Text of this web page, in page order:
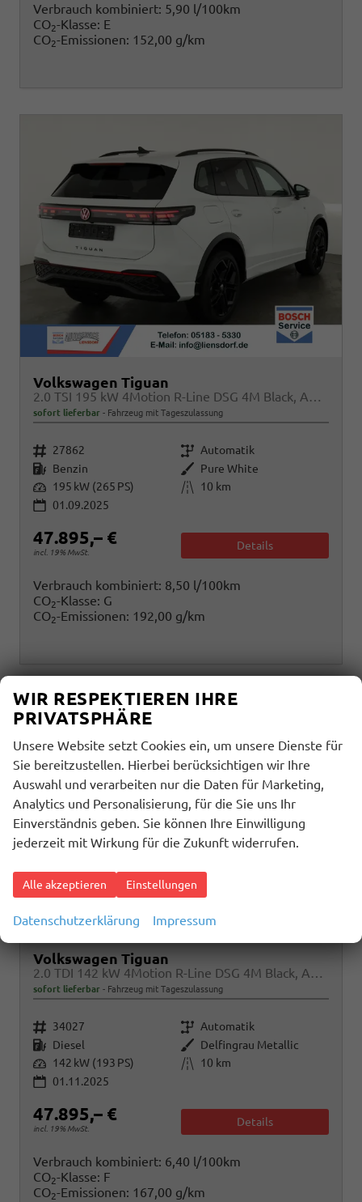
Verbrauch kombiniert: 5,90 l/100km
CO2-Klasse: E
CO2-Emissionen: 152,00 g/km
Volkswagen Tiguan
sofort lieferbar Fahrzeug mit Tageszulassung
Fahrzeugnr. 27862 Getriebe Automatik
Kraftstoff Benzin Außenfarbe Pure White
Leistung 195 kW (265 PS) Kilometerstand
10 km
01.09.2025
47.895,– €
incl. 19% MwSt.
Details
Verbrauch kombiniert: 8,50 l/100km
CO2-Klasse: G
CO2-Emissionen: 192,00 g/km
Volkswagen Tiguan
sofort lieferbar Fahrzeug mit Tageszulassung
Fahrzeugnr. 34027 Getriebe Automatik
Kraftstoff Diesel Außenfarbe Delfingrau Metallic
Leistung 142 kW (193 PS) Kilometerstand
10 km
01.11.2025
47.895,– €
incl. 19% MwSt.
Details
Verbrauch kombiniert: 6,40 l/100km
CO2-Klasse: F
CO2-Emissionen: 167,00 g/km
WIR RESPEKTIEREN IHRE
PRIVATSPHÄRE
Unsere Website setzt Cookies ein, um unsere Dienste für
Sie bereitzustellen. Hierbei berücksichtigen wir Ihre
Auswahl und verarbeiten nur die Daten für Marketing,
Analytics und Personalisierung, für die Sie uns Ihr
Einverständnis geben. Sie können Ihre Einwilligung
jederzeit mit Wirkung für die Zukunft widerrufen.
Alle akzeptieren Einstellungen
Datenschutzerklärung Impressum